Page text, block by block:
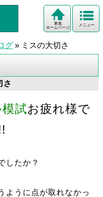
メニュー
東進
ホームページ
グ » ミスの大切さ
さ
試お疲れ様で
したか？
うに点が取れなかっ